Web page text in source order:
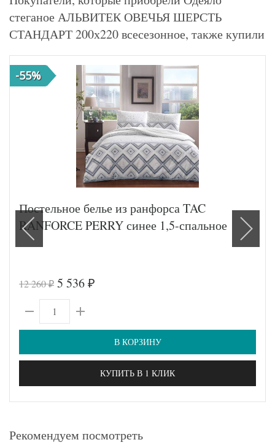
стеганое АЛЬВИТЕК ОВЕЧЬЯ ШЕРСТЬ
СТАНДАРТ 200х220 всесезонное, также купили
-55%
Постельное белье из ранфорса TAC
RANFORCE PERRY синее 1,5-спальное
12 260₽ 5 536 ₽
В КОРЗИНУ
КУПИТЬ В 1 КЛИК
Рекомендуем посмотреть